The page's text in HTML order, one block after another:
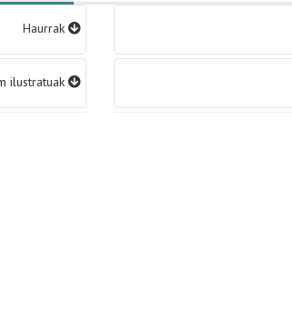
Haurrak
ilustratuak